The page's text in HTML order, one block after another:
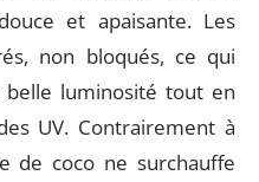
et apaisante. Les
non bloqués, ce qui
luminosité tout en
UV. Contrairement à
de coco ne surchauffe